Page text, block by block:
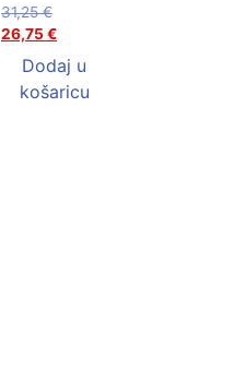
31,25€
26,75€
Dodaj u
košaricu